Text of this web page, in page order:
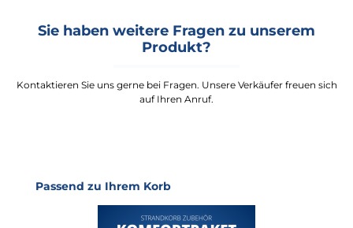
Sie haben weitere Fragen zu unserem
Produkt?
Kontaktieren Sie uns gerne bei Fragen. Unsere Verkäufer freuen sich
auf Ihren Anruf.
Produktgalerie überspringen
Passend zu Ihrem Korb